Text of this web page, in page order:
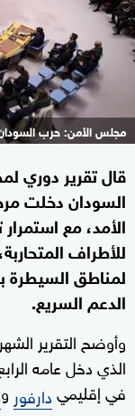
مجلس الأمن: حرب
قال تقرير دوري
السودان دخلت
الأمد، مع
للأطراف
لمناطق السيطرة
الدعم السريع.
وأوضح التقرير
الذي دخل عامه
في إقليميدارفور و